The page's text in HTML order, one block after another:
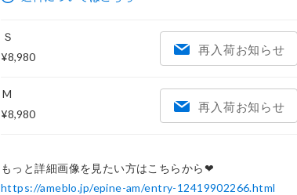
Ｓ
¥8,980
再入荷お知らせ
M
¥8,980
再入荷お知らせ
https://ameblo.jp/epine-am/entry-12419902266.html